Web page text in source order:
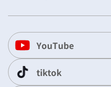
YouTube
tiktok